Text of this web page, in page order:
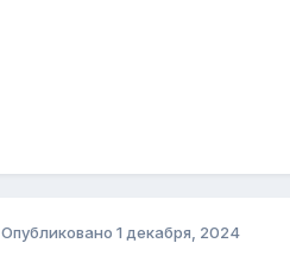
Опубликовано 1 декабря, 2024